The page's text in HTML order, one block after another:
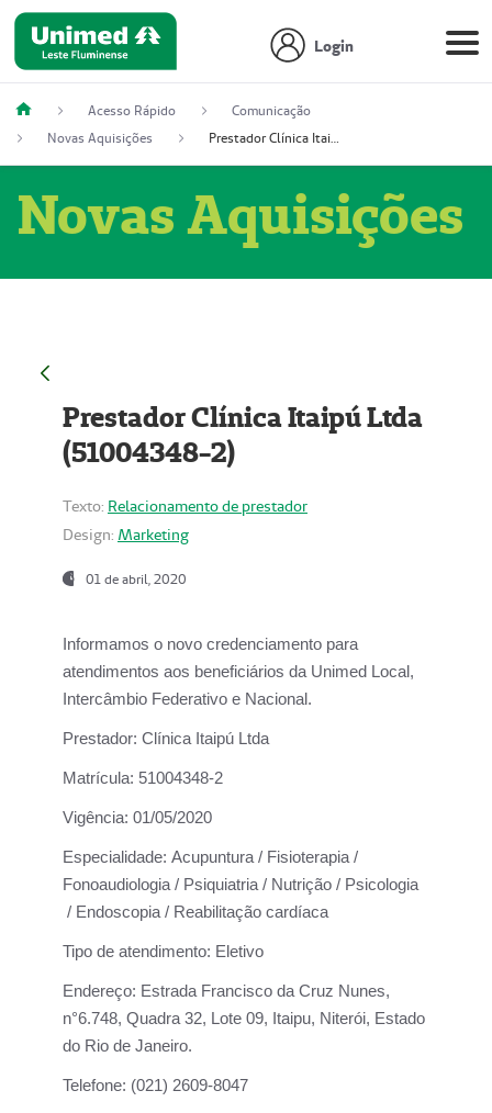
Login
Acesso Rápido
Comunicação
Novas Aquisições
Prestador Clínica Itaipú Ltda (51004348-2)
Novas Aquisições
Prestador Clínica Itaipú Ltda
(51004348-2)
Texto: Relacionamento de prestador
Design: Marketing
01 de abril, 2020
Informamos o novo credenciamento para
atendimentos aos beneficiários da Unimed Local,
Intercâmbio Federativo e Nacional.
Prestador: Clínica Itaipú Ltda
Matrícula: 51004348-2
Vigência: 01/05/2020
Especialidade: Acupuntura / Fisioterapia /
Fonoaudiologia / Psiquiatria / Nutrição / Psicologia
/ Endoscopia / Reabilitação cardíaca
Tipo de atendimento: Eletivo
Endereço: Estrada Francisco da Cruz Nunes,
n°6.748, Quadra 32, Lote 09, Itaipu, Niterói, Estado
do Rio de Janeiro.
Telefone: (021) 2609-8047